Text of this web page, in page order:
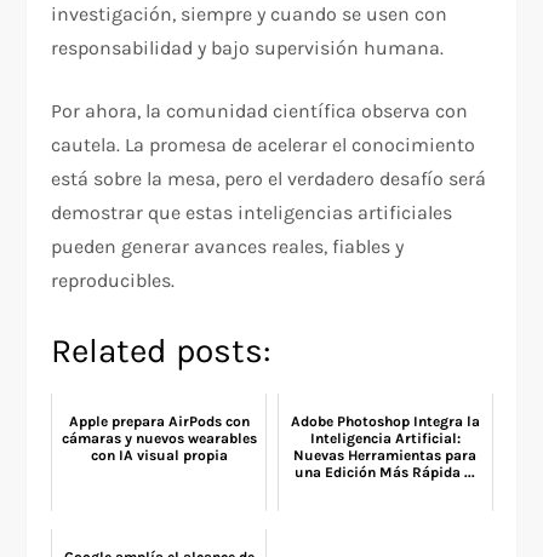
investigación, siempre y cuando se usen con
responsabilidad y bajo supervisión humana.
Por ahora, la comunidad científica observa con
cautela. La promesa de acelerar el conocimiento
está sobre la mesa, pero el verdadero desafío será
demostrar que estas inteligencias artificiales
pueden generar avances reales, fiables y
reproducibles.
Related posts:
Apple prepara AirPods con
cámaras y nuevos wearables
con IA visual propia
Adobe Photoshop Integra la
Inteligencia Artificial:
Nuevas Herramientas para
una Edición Más Rápida ...